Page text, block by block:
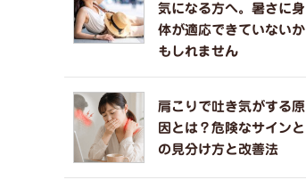
気になる方へ。暑さに身
体が適応できていないか
もしれません
肩こりで吐き気がする原
因とは？危険なサインと
の見分け方と改善法